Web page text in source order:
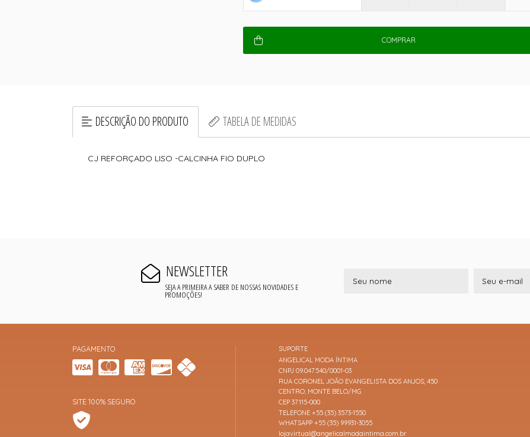
COMPRAR
DESCRIÇÃO DO PRODUTO TABELA DE MEDIDAS
CJ REFORÇADO LISO -CALCINHA FIO DUPLO
NEWSLETTER
SEJA A PRIMEIRA A SABER DE NOSSAS NOVIDADES E
PROMOÇÕES!
PAGAMENTO
SITE 100% SEGURO
SUPORTE
ANGELICAL MODA ÍNTIMA
CNPJ 09.047.540/0001-03
RUA CORONEL JOÃO EVANGELISTA DOS ANJOS, 450
CENTRO, MONTE BELO/MG
CEP 37115-000
TELEFONE +55 (35) 3573-1550
WHATSAPP +55 (35) 99931-3055
lojavirtual@angelicalmodaintima.com.br